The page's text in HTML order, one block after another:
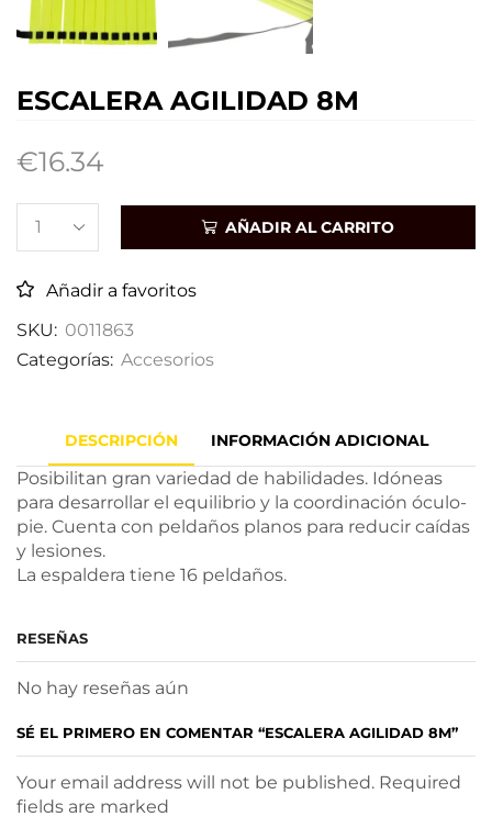
ESCALERA AGILIDAD 8M
€16.34
AÑADIR AL CARRITO
Añadir a favoritos
SKU: 0011863
Categorías: Accesorios
DESCRIPCIÓN INFORMACIÓN ADICIONAL
Posibilitan gran variedad de habilidades. Idóneas
para desarrollar el equilibrio y la coordinación óculo-
pie. Cuenta con peldaños planos para reducir caídas
y lesiones.
La espaldera tiene 16 peldaños.
RESEÑAS
No hay reseñas aún
SÉ EL PRIMERO EN COMENTAR “ESCALERA AGILIDAD 8M”
Your email address will not be published. Required
fields are marked